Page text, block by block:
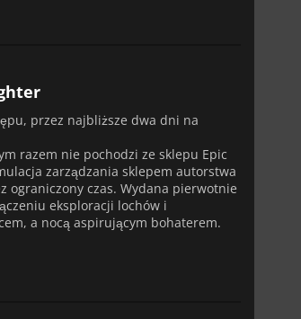
przez najbliższe dwa dni na
razem nie pochodzi ze sklepu Epic
zarządzania sklepem autorstwa
ograniczony czas. Wydana pierwotnie
eksploracji lochów i
a nocą aspirującym bohaterem.